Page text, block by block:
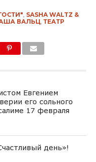
, SASHA WALTZ &
ВАЛЬЦ, ТЕАТР
Евгением
его сольного
17 февраля
день»!